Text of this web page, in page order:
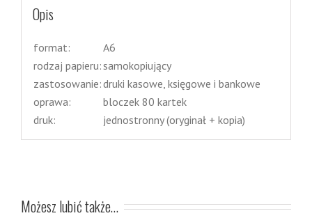
Opis
format:
A6
rodzaj papieru:samokopiujący
zastosowanie:druki kasowe, księgowe i bankowe
oprawa:
bloczek 80 kartek
druk:
jednostronny (oryginał + kopia)
Możesz lubić także…